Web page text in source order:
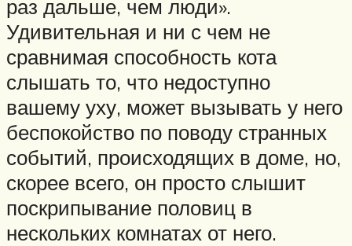
раз дальше, чем люди».
Удивительная и ни с чем не
сравнимая способность кота
слышать то, что недоступно
вашему уху, может вызывать у него
беспокойство по поводу странных
событий, происходящих в доме, но,
скорее всего, он просто слышит
поскрипывание половиц в
нескольких комнатах от него.